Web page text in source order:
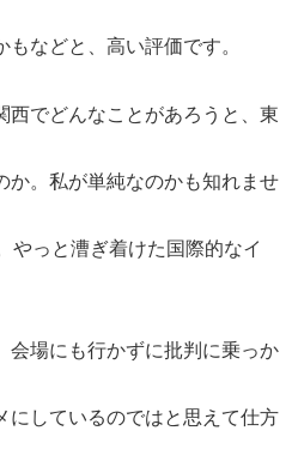
などと、高い評価です。
西でどんなことがあろうと、東
か。私が単純なのかも知れませ
やっと漕ぎ着けた国際的なイ
会場にも行かずに批判に乗っか
にしているのではと思えて仕方